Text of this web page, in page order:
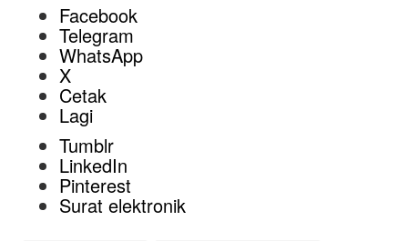
Facebook
Telegram
WhatsApp
X
Cetak
Lagi
Tumblr
LinkedIn
Pinterest
Surat elektronik